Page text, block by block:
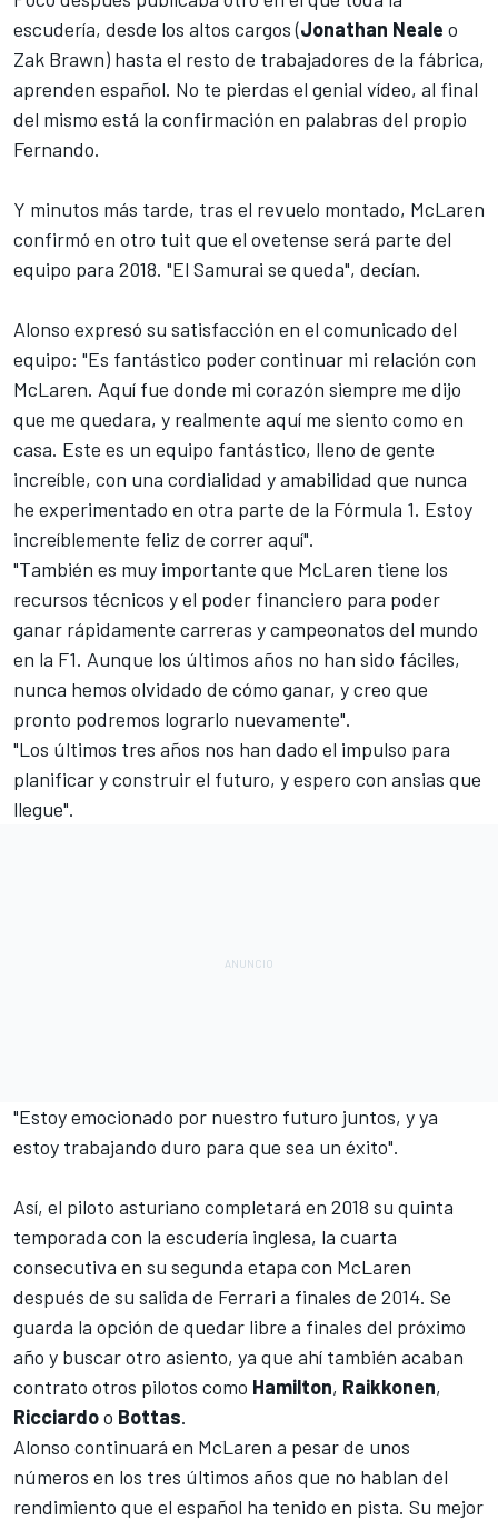
escudería, desde los altos cargos (Jonathan Neale o
Zak Brawn) hasta el resto de trabajadores de la fábrica,
aprenden español. No te pierdas el genial vídeo, al final
del mismo está la confirmación en palabras del propio
Fernando.
Y minutos más tarde, tras el revuelo montado, McLaren
confirmó en otro tuit que el ovetense será parte del
equipo para 2018. "El Samurai se queda", decían.
Alonso expresó su satisfacción en el comunicado del
equipo: "Es fantástico poder continuar mi relación con
McLaren. Aquí fue donde mi corazón siempre me dijo
que me quedara, y realmente aquí me siento como en
casa. Este es un equipo fantástico, lleno de gente
increíble, con una cordialidad y amabilidad que nunca
he experimentado en otra parte de la Fórmula 1. Estoy
increíblemente feliz de correr aquí".
"También es muy importante que McLaren tiene los
recursos técnicos y el poder financiero para poder
ganar rápidamente carreras y campeonatos del mundo
en la F1. Aunque los últimos años no han sido fáciles,
nunca hemos olvidado de cómo ganar, y creo que
pronto podremos lograrlo nuevamente".
"Los últimos tres años nos han dado el impulso para
planificar y construir el futuro, y espero con ansias que
llegue".
"Estoy emocionado por nuestro futuro juntos, y ya
estoy trabajando duro para que sea un éxito".
Así, el piloto asturiano completará en 2018 su quinta
temporada con la escudería inglesa, la cuarta
consecutiva en su segunda etapa con McLaren
después de su salida de Ferrari a finales de 2014. Se
guarda la opción de quedar libre a finales del próximo
año y buscar otro asiento, ya que ahí también acaban
contrato otros pilotos como Hamilton, Raikkonen,
Ricciardoo Bottas.
Alonso continuará en McLaren a pesar de unos
números en los tres últimos años que no hablan del
rendimiento que el español ha tenido en pista. Su mejor